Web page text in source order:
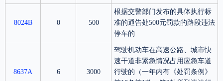
8024B 0 500
根据交警部门发布的具体执行标
准的通告处500元罚款的路段违法
停车的
8637A 6 3000
驾驶机动车在高速公路、城市快
速干道非紧急情况占用应急车道
行驶的（一年内有《处罚条例》